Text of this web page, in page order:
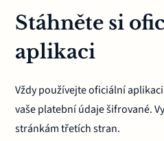
Stáhněte si
aplikaci
Vždy používejte oficiální
vaše platební údaje šifrované.
stránkám třetích stran.